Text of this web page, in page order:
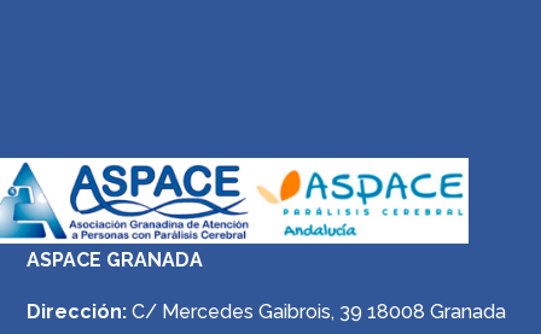
ASPACE GRANADA
Dirección: C/ Mercedes Gaibrois, 39 18008 Granada